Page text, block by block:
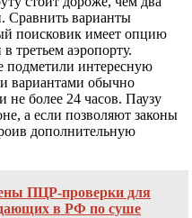
Сравнить варианты
поисковик имеет опцию
третьем аэропорту.
интересную
вариантами обычно
не более 24 часов. Паузу
а если позволяют законы
дополнительную
ПЦР-проверки для
в РФ по суше